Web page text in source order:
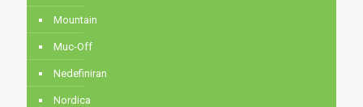
Mountain
Muc-Off
Nedefiniran
Nordica